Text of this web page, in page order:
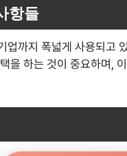
항들
업까지 폭넓게 사용되고
을 하는 것이 중요하며,